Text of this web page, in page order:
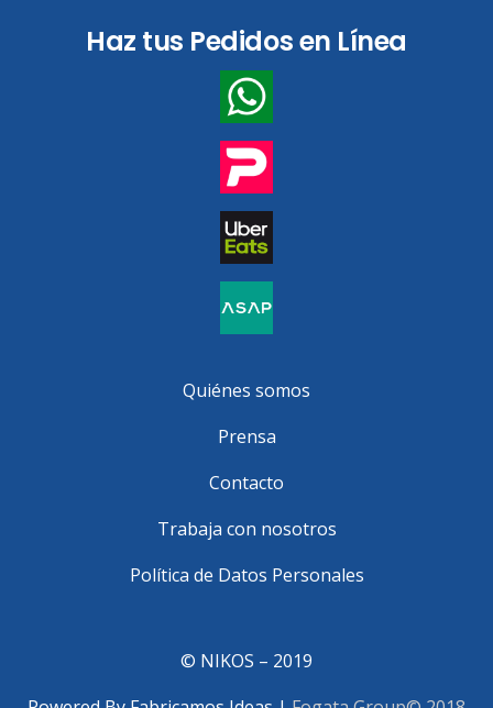
Haz tus Pedidos en Línea
Quiénes somos
Prensa
Contacto
Trabaja con nosotros
Política de Datos Personales
© NIKOS – 2019